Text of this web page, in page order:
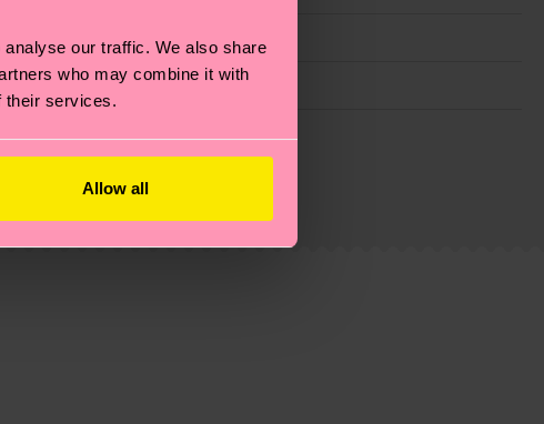
our traffic. We also share
who may combine it with
their services.
Allow all
Reduzierung von Emissionen, die richtige Pflege von
.
du hier . Die Lieferzeit beginnt sobald deine Bestellung